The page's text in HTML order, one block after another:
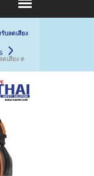
บลดเสียง
เสียง #